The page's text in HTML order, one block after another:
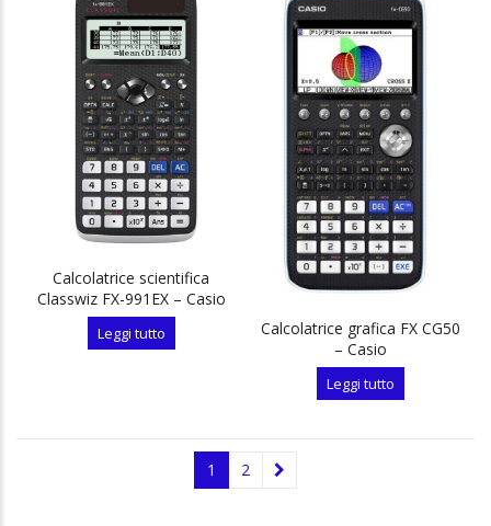
Calcolatrice scientifica
Classwiz FX-991EX – Casio
Leggi tutto
Calcolatrice grafica FX CG50
– Casio
Leggi tutto
1 2